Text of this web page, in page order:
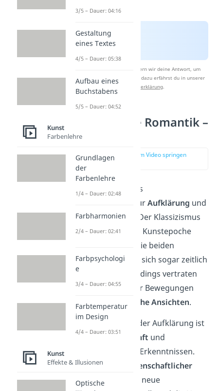
Nach Beantwortung speichern wir deine Antwort, um
Studyflix zu verbessern. Mehr dazu erfährst du in unserer
Datenschutzerklärung.
Kunstepoche Romantik –
Grundidee
zur Stelle im Video springen
(00:49)
Die Romantik gilt als
zurAufklärung und
demKlassizismus
Der Klassizismus
ist der Romantik als Kunstepoche
. Die beiden
Strömungen haben sich sogar zeitlich
überschnitten. Allerdings vertraten
die Anhänger beider Bewegungen
sehr unterschiedliche Ansichten.
Das Menschenbild der Aufklärung ist
geprägt vonVernunft und
wissenschaftlichen Erkenntnissen.
Mithilfe neuer
wissenschaftlicher
Methoden
konnten neue
3/5 – Dauer: 04:16
Gestaltung
eines Textes
4/5 – Dauer: 05:38
Aufbau eines
Buchstabens
5/5 – Dauer: 04:52
Kunst
Farbenlehre
Grundlagen
der
Farbenlehre
1/4 – Dauer: 02:48
Farbharmonien
2/4 – Dauer: 02:41
Farbpsychologi
e
3/4 – Dauer: 04:55
Farbtemperatur
im Design
4/4 – Dauer: 03:51
Kunst
Effekte & Illusionen
Optische